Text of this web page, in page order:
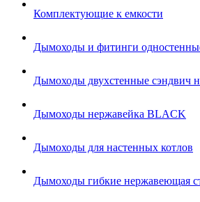
Комплектующие к емкости
Дымоходы и фитинги
Дымоходы двухстенные сэндвич
Дымоходы нержавейка BLACK
Дымоходы для настенных котлов
Дымоходы гибкие нержавеющая